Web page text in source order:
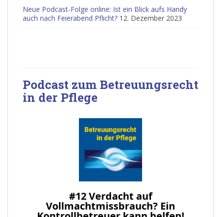
Neue Podcast-Folge online: Ist ein Blick aufs Handy
auch nach Feierabend Pflicht? 12. Dezember 2023
Podcast zum Betreuungsrecht
in der Pflege